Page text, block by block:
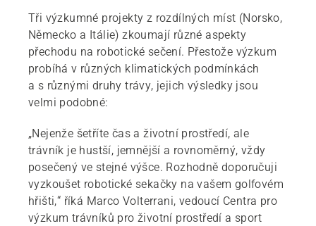
Tři výzkumné projekty z rozdílných míst (Norsko,
Německo a Itálie) zkoumají různé aspekty
přechodu na robotické sečení. Přestože výzkum
probíhá v různých klimatických podmínkách
a s různými druhy trávy, jejich výsledky jsou
velmi podobné:
„Nejenže šetříte čas a životní prostředí, ale
trávník je hustší, jemnější a rovnoměrný, vždy
posečený ve stejné výšce. Rozhodně doporučuji
vyzkoušet robotické sekačky na vašem golfovém
hřišti,“ říká Marco Volterrani, vedoucí Centra pro
výzkum trávníků pro životní prostředí a sport